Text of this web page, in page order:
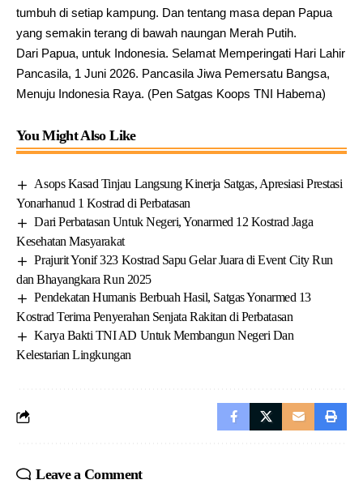
tumbuh di setiap kampung. Dan tentang masa depan Papua
yang semakin terang di bawah naungan Merah Putih.
Dari Papua, untuk Indonesia. Selamat Memperingati Hari Lahir
Pancasila, 1 Juni 2026. Pancasila Jiwa Pemersatu Bangsa,
Menuju Indonesia Raya. (Pen Satgas Koops TNI Habema)
You Might Also Like
Asops Kasad Tinjau Langsung Kinerja Satgas, Apresiasi Prestasi
Yonarhanud 1 Kostrad di Perbatasan
Dari Perbatasan Untuk Negeri, Yonarmed 12 Kostrad Jaga
Kesehatan Masyarakat
Prajurit Yonif 323 Kostrad Sapu Gelar Juara di Event City Run
dan Bhayangkara Run 2025
Pendekatan Humanis Berbuah Hasil, Satgas Yonarmed 13
Kostrad Terima Penyerahan Senjata Rakitan di Perbatasan
Karya Bakti TNI AD Untuk Membangun Negeri Dan
Kelestarian Lingkungan
Leave a Comment